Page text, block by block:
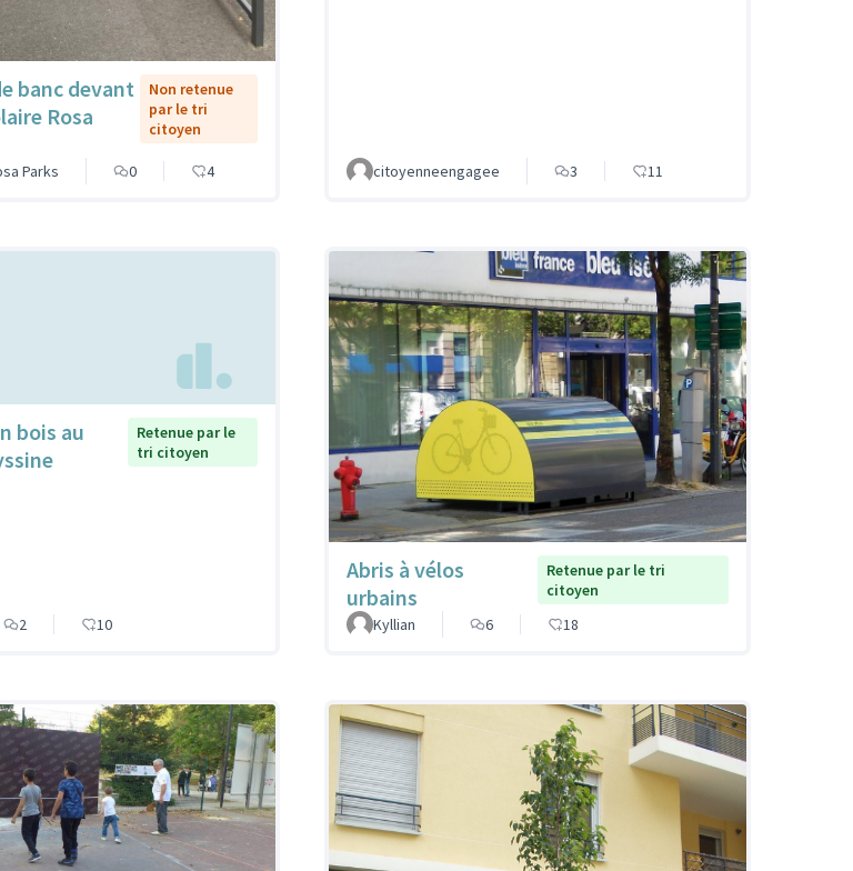
banc devant
Rosa
Non retenue
par le tri
citoyen
Parks 0 4 citoyenneengagee 3 11
bois au
Retenue par le
tri citoyen
2 10
Abris à vélos
urbains
Retenue par le tri
citoyen
Kyllian
6 18